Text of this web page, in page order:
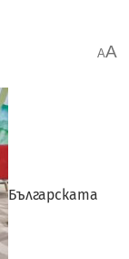
AA
Българската